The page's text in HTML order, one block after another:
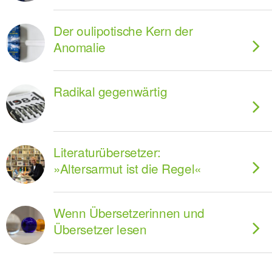
Der oulipotische Kern der
Anomalie
Radikal gegenwärtig
Literaturübersetzer:
»Altersarmut ist die Regel«
Wenn Übersetzerinnen und
Übersetzer lesen